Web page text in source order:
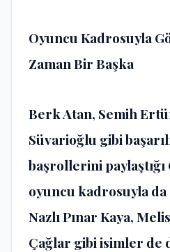
Oyuncu Kadrosuyla
Zaman Bir Başka
Berk Atan, Semih
Süvarioğlu gibi
başrollerini paylaştığı
oyuncu kadrosuyla
Nazlı Pınar Kaya,
Çağlar gibi isimler de